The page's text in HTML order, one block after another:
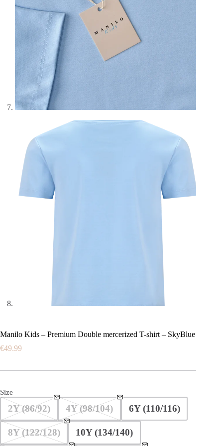
Manilo Kids – Premium Double mercerized T-shirt – SkyBlue
€49.99
Size
2Y (86/92) 4Y (98/104) 6Y (110/116)
8Y (122/128) 10Y (134/140)